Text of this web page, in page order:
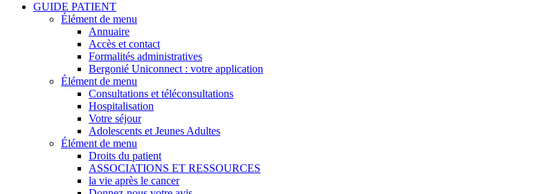
GUIDE PATIENT
Élément de menu
Annuaire
Accès et contact
Formalités administratives
Bergonié Uniconnect : votre application
Élément de menu
Consultations et téléconsultations
Hospitalisation
Votre séjour
Adolescents et Jeunes Adultes
Élément de menu
Droits du patient
ASSOCIATIONS ET RESSOURCES
la vie après le cancer